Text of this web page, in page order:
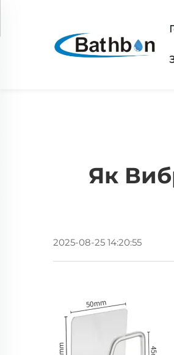
Як
2025-08-25 14:20:55